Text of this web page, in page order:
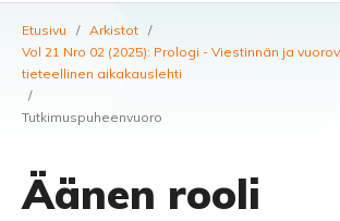
Etusivu / Arkistot /
Vol 21 Nro 02 (2025): Prologi - Viestinnän ja
tieteellinen aikakauslehti
/
Tutkimuspuheenvuoro
Äänen rooli